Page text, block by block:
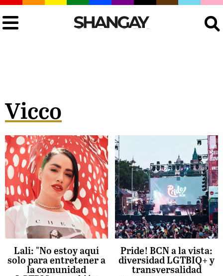
Vicco
Lali: "No estoy aquí
solo para entretener a
la comunidad
Pride! BCN a la vista:
diversidad LGTBIQ+ y
transversalidad